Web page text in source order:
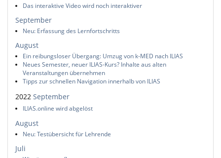
Das interaktive Video wird noch interaktiver
September
Neu: Erfassung des Lernfortschritts
August
Ein reibungsloser Übergang: Umzug von k-MED nach ILIAS
Neues Semester, neuer ILIAS-Kurs? Inhalte aus alten
Veranstaltungen übernehmen
Tipps zur schnellen Navigation innerhalb von ILIAS
2022 September
ILIAS.online wird abgelöst
August
Neu: Testübersicht für Lehrende
Juli